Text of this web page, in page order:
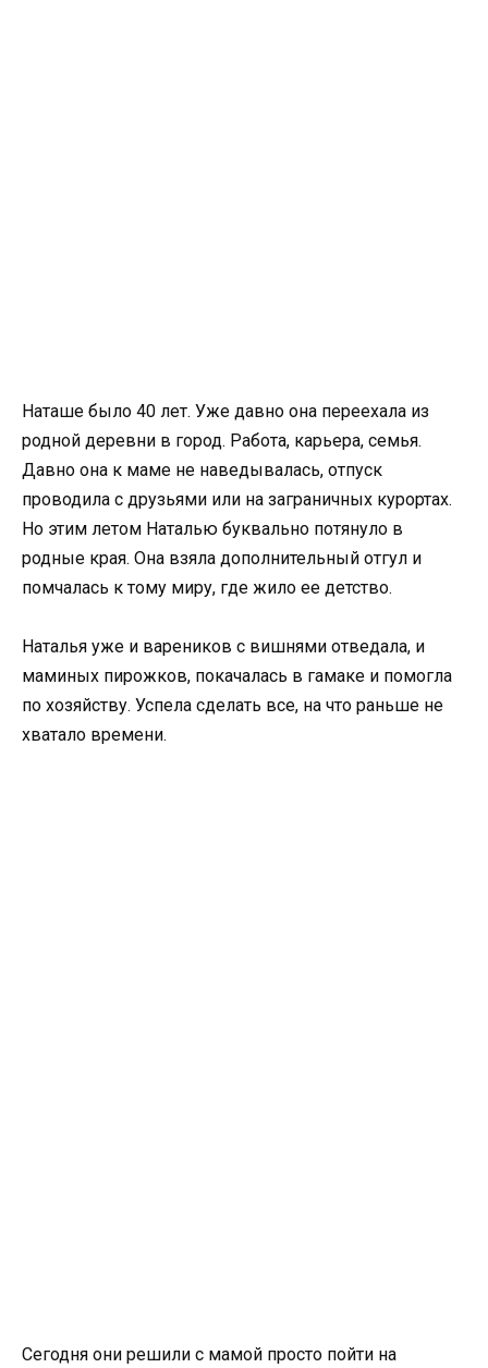
Наташе было 40 лет. Уже давно она переехала из
родной деревни в город. Работа, карьера, семья.
Давно она к маме не наведывалась, отпуск
проводила с друзьями или на заграничных курортах.
Но этим летом Наталью буквально потянуло в
родные края. Она взяла дополнительный отгул и
помчалась к тому миру, где жило ее детство.
Наталья уже и вареников с вишнями отведала, и
маминых пирожков, покачалась в гамаке и помогла
по хозяйству. Успела сделать все, на что раньше не
хватало времени.
Сегодня они решили с мамой просто пойти на